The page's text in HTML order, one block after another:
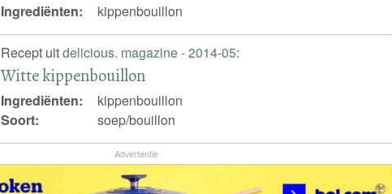
Ingrediënten: kippenbouillon
Recept uitdelicious. magazine - 2014-05:
Witte kippenbouillon
Ingrediënten:
kippenbouillon
Soort:
soep/bouillon
Advertentie